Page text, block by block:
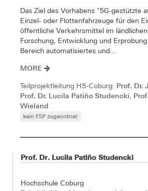
Das Ziel des Vorhabens "5G-gestützte
Einzel- oder Flottenfahrzeuge für den
öffentliche Verkehrsmittel im
Forschung, Entwicklung und
Bereich automatisiertes und...
MORE
Teilprojektleitung HS-Coburg: Prof. Dr.
Prof. Dr. Lucila Patiño Studencki,
Wieland
kein FSP zugeordnet
Prof. Dr. Lucila Patiño Studencki
Hochschule Coburg